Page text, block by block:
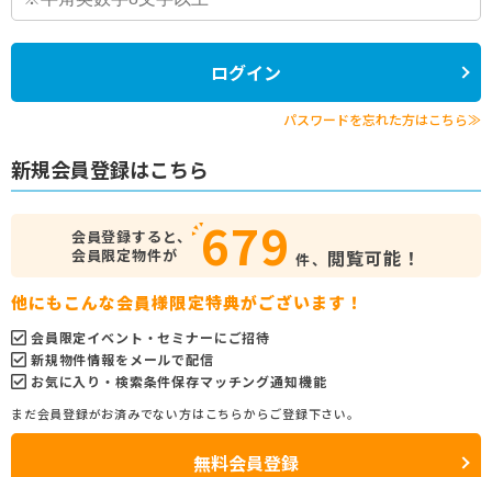
ログイン
パスワードを忘れた方はこちら≫
新規会員登録はこちら
会員登録すると、
会員限定物件が
679 件、 閲覧可能！
他にもこんな会員様限定特典がございます！
会員限定イベント・セミナーにご招待
新規物件情報をメールで配信
お気に入り・検索条件保存マッチング通知機能
まだ会員登録がお済みでない方はこちらからご登録下さい。
無料会員登録